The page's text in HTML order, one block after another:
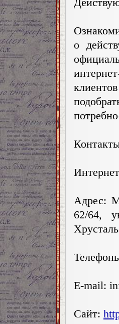
о
Адрес:
62/64,
E-mail:
Сайт: